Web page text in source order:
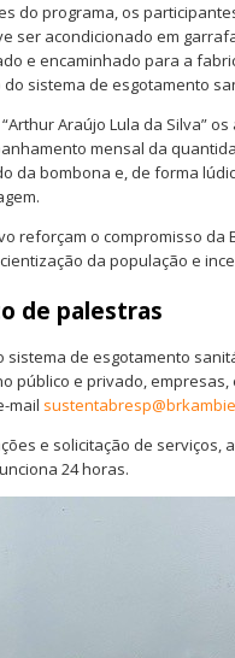
do programa, os
ser acondicionado em
e encaminhado para a
sistema de esgotamento
Araújo Lula da Silva”
mensal da
da bombona e, de forma
reforçam o compromisso
da população e
de palestras
sistema de esgotamento
público e privado,
mail
e solicitação de
24 horas.